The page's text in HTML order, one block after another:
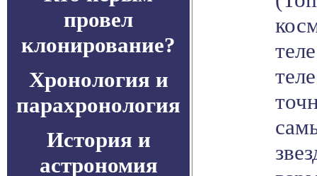
провел
клонирование?
Хронология и
парахронология
История и
астрономия